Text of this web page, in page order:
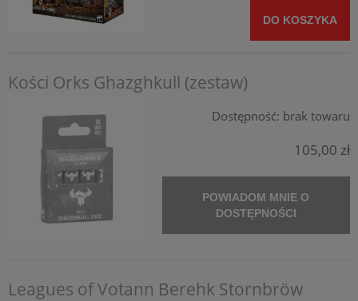
DO KOSZYKA
Kości Orks Ghazghkull (zestaw)
Dostępność: brak towaru
105,00 zł
POWIADOM MNIE O
DOSTĘPNOŚCI
Leagues of Votann Berehk Stornbröw